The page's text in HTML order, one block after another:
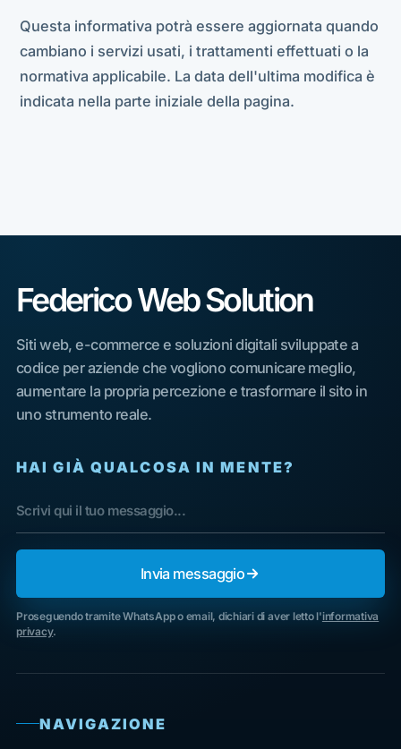
Questa informativa potrà essere aggiornata quando
cambiano i servizi usati, i trattamenti effettuati o la
normativa applicabile. La data dell'ultima modifica è
indicata nella parte iniziale della pagina.
Federico Web Solution
Siti web, e-commerce e soluzioni digitali sviluppate a
codice per aziende che vogliono comunicare meglio,
aumentare la propria percezione e trasformare il sito in
uno strumento reale.
HAI GIÀ QUALCOSA IN MENTE?
Invia messaggio
Proseguendo tramite WhatsApp o email, dichiari di aver letto l'informativa
privacy.
NAVIGAZIONE